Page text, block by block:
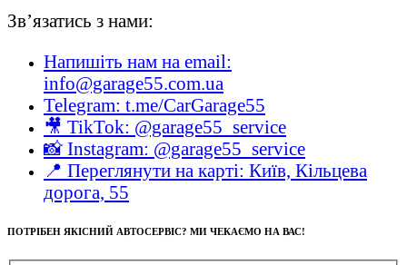
Зв’язатись з нами:
Напишіть нам на email:
info@garage55.com.ua
Telegram: t.me/CarGarage55
🎥 TikTok: @garage55_service
📸 Instagram: @garage55_service
📍 Переглянути на карті: Київ, Кільцева
дорога, 55
ПОТРІБЕН ЯКІСНИЙ АВТОСЕРВІС? МИ ЧЕКАЄМО НА ВАС!